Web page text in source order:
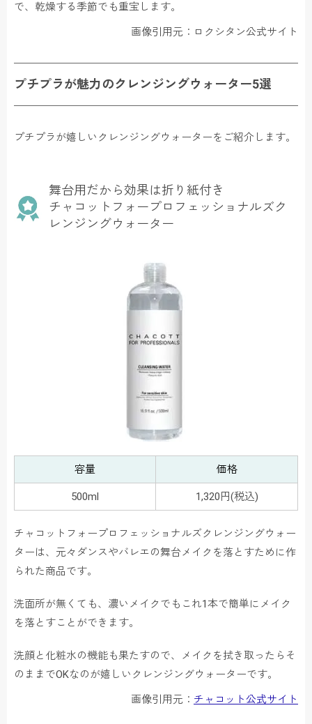
で、乾燥する季節でも重宝します。
画像引用元：ロクシタン公式サイト
プチプラが魅力のクレンジングウォーター5選
プチプラが嬉しいクレンジングウォーターをご紹介します。
舞台用だから効果は折り紙付き
チャコットフォープロフェッショナルズク
レンジングウォーター
容量 価格
500ml 1,320円(税込)
チャコットフォープロフェッショナルズクレンジングウォー
ターは、元々ダンスやバレエの舞台メイクを落とすために作
られた商品です。
洗面所が無くても、濃いメイクでもこれ1本で簡単にメイク
を落とすことができます。
洗顔と化粧水の機能も果たすので、メイクを拭き取ったらそ
のままでOKなのが嬉しいクレンジングウォーターです。
画像引用元： チャコット公式サイト